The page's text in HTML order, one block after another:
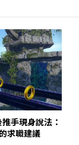
手現身說法：
求職建議